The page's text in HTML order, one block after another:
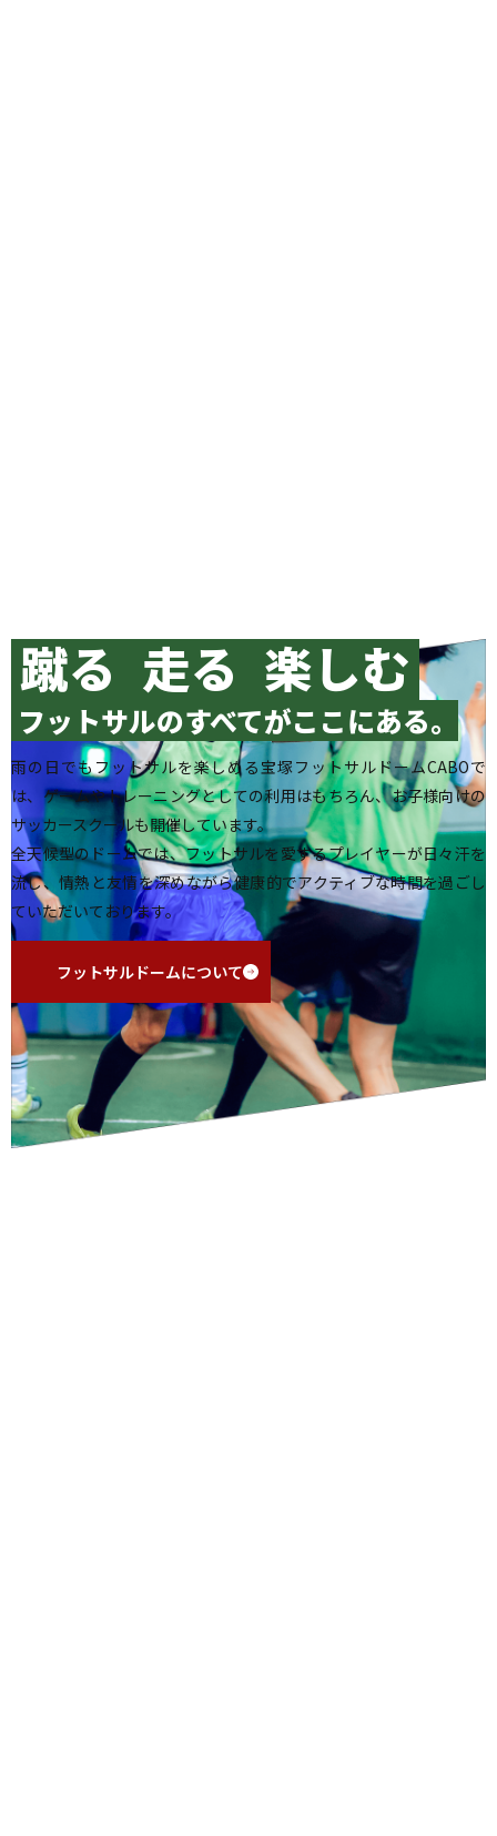
蹴る 走る 楽しむ
フットサルのすべてがここにある。
雨の日でもフットサルを楽しめる宝塚フットサルドームCABOで
は、ゲームやトレーニングとしての利用はもちろん、お子様向けの
サッカースクールも開催しています。
全天候型のドームでは、フットサルを愛するプレイヤーが日々汗を
流し、情熱と友情を深めながら健康的でアクティブな時間を過ごし
ていただいております。
フットサルドームについて